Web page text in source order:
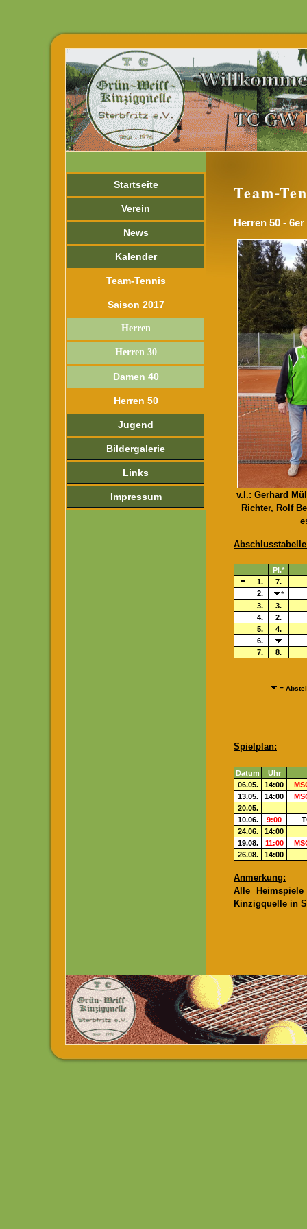
Startseite
Verein
News
Kalender
Team-Tennis
Saison 2017
Herren
Herren 30
Damen 40
Herren 50
Jugend
Bildergalerie
Links
Impressum
Team-
Herren 50 -
v.l.: Gerhard
Richter, Rolf
Abschlusstabelle
Pl.*
1.
7.
2.
*
3.
3.
4.
2.
5.
4.
6.
7.
8.
=
Spielplan:
Datum
Uhr
06.05.
14:00
13.05.
14:00
20.05.
10.06.
9:00
24.06.
14:00
19.08.
11:00
26.08.
14:00
Anmerkung:
Alle
Kinzigquelle in